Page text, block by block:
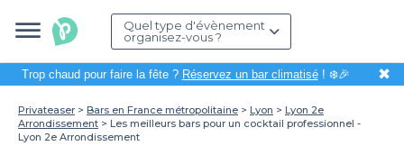
Quel type d'évènement
organisez-vous ?
Trop chaud pour faire la fête ? Réservez un bar climatisé! ❄️🎉 ✖
Privateaser Bars en France métropolitaine Lyon
Lyon 2e
Arrondissement
Les meilleurs bars pour un cocktail professionnel -
Lyon 2e Arrondissement